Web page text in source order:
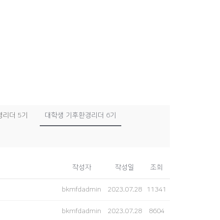
리더 5기 대학생 기후환경리더 6기
작성자 작성일 조회
bkmfdadmin 2023.07.28 11341
bkmfdadmin 2023.07.28 8604